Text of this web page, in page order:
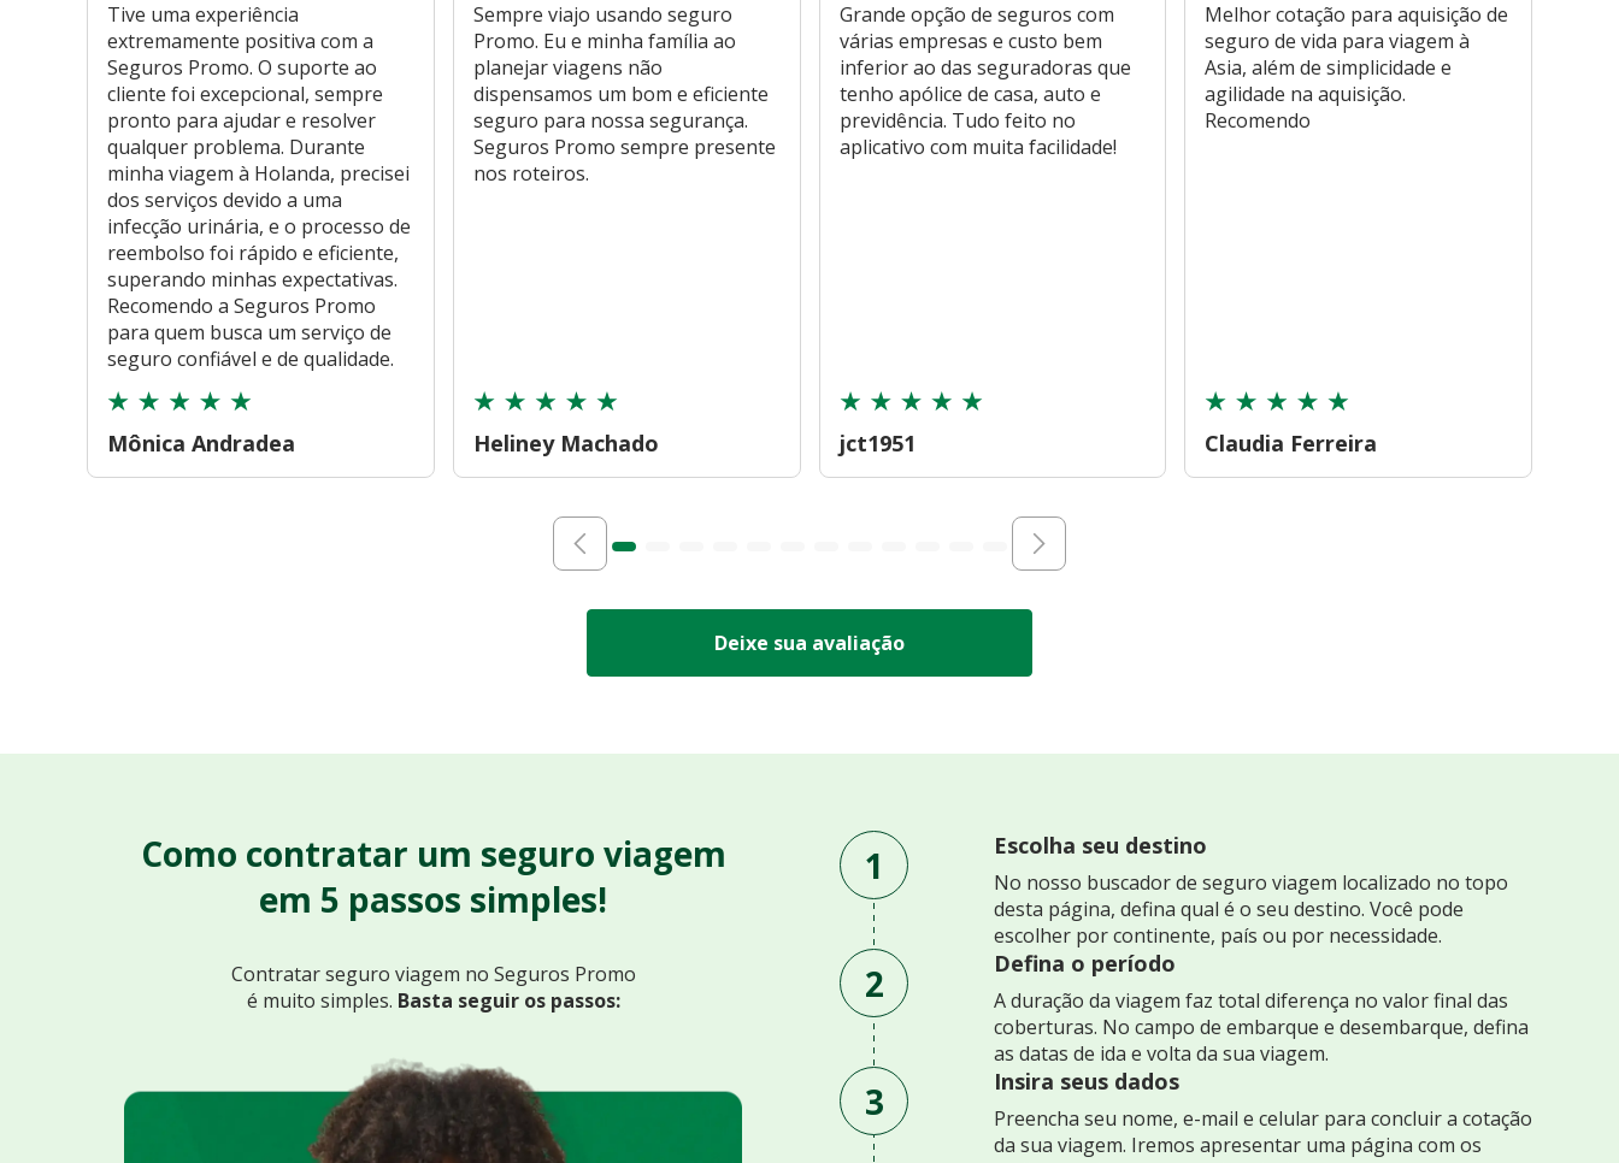
Tive uma experiência
extremamente positiva com a
Seguros Promo. O suporte ao
cliente foi excepcional, sempre
pronto para ajudar e resolver
qualquer problema. Durante
minha viagem à Holanda, precisei
dos serviços devido a uma
infecção urinária, e o processo de
reembolso foi rápido e eficiente,
superando minhas expectativas.
Recomendo a Seguros Promo
para quem busca um serviço de
seguro confiável e de qualidade.
Mônica Andradea
Sempre viajo usando seguro
Promo. Eu e minha família ao
planejar viagens não
dispensamos um bom e eficiente
seguro para nossa segurança.
Seguros Promo sempre presente
nos roteiros.
Heliney Machado
Grande opção de seguros com
várias empresas e custo bem
inferior ao das seguradoras que
tenho apólice de casa, auto e
previdência. Tudo feito no
aplicativo com muita facilidade!
jct1951
Melhor cotação para aquisição de
seguro de vida para viagem à
Asia, além de simplicidade e
agilidade na aquisição.
Recomendo
Claudia Ferreira
Deixe sua avaliação
Como contratar um seguro viagem
em 5 passos simples!
Contratar seguro viagem no Seguros Promo
é muito simples. Basta seguir os passos:
1 Escolha seu destino
No nosso buscador de seguro viagem localizado no topo
desta página, defina qual é o seu destino. Você pode
escolher por continente, país ou por necessidade.
2 Defina o período
A duração da viagem faz total diferença no valor final das
coberturas. No campo de embarque e desembarque, defina
as datas de ida e volta da sua viagem.
3 Insira seus dados
Preencha seu nome, e-mail e celular para concluir a cotação
da sua viagem. Iremos apresentar uma página com os